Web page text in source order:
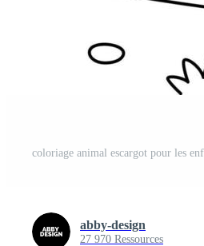
coloriage animal escargot pour les
abby-design
27 970 Ressources